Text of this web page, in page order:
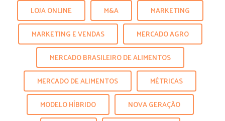
LOJA ONLINE
M&A
MARKETING
MARKETING E VENDAS
MERCADO AGRO
MERCADO BRASILEIRO DE ALIMENTOS
MERCADO DE ALIMENTOS
MÉTRICAS
MODELO HÍBRIDO
NOVA GERAÇÃO